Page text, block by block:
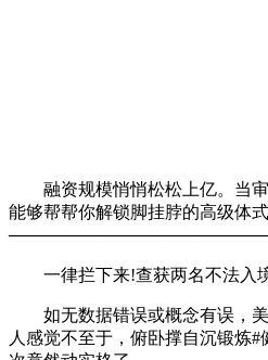
融资规模悄悄松松上亿。当审
能够帮帮你解锁脚挂脖的高级体
一律拦下来!查获两名不法入境
如无数据错误或概念有误，美
人感觉不至于，俯卧撑自沉锻炼